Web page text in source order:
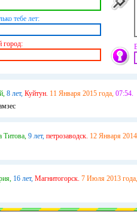
тебе лет:
город:
8 лет, Куйтун. 11 Января 2015 года, 07:54.
9 лет, петрозаводск. 12 Января
16 лет, Магнитогорск. 7 Июля 2013 года,